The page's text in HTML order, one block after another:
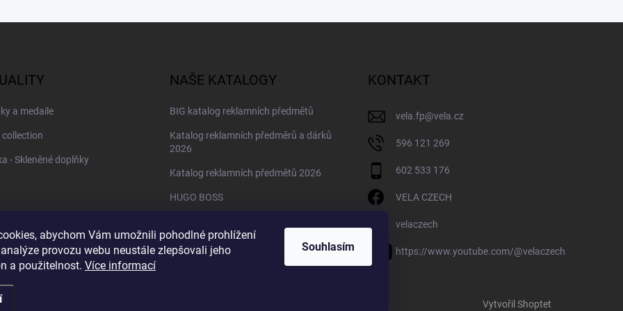
abychom Vám umožnili pohodlné prohlížení
provozu webu neustále zlepšovali jeho
a použitelnost. Více informací
Souhlasím
a medaile
- Skleněné doplňky
NAŠE KATALOGY
BIG katalog reklamních předmětů
Katalog reklamních předměrů a dárků
2026
Katalog reklamních předmětů 2026
HUGO BOSS
Christian Lacroix
KONTAKT
vela.fp@vela.cz
596 121 269
602 533 176
VELA CZECH
velaczech
https://www.youtube.com/@velaczech
Vytvořil Shoptet